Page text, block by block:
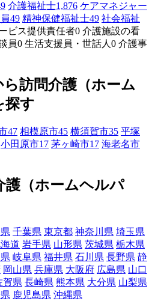
介護福祉士1,876 ケアマネジャー
49 精神保健福祉士49 社会福祉
ビス提供責任者0 介護施設の看
員0 生活支援員・世話人0 介護事
訪問介護（ホーム
探す
47 相模原市45 横須賀市35 平塚
小田原市17 茅ヶ崎市17 海老名市
護（ホームヘルパ
千葉県 東京都 神奈川県 埼玉県
道 岩手県 山形県 茨城県 栃木県
岐阜県 福井県 石川県 長野県 静
岡山県 兵庫県 大阪府 広島県 山口
賀県 長崎県 熊本県 大分県 山梨県
鹿児島県 沖縄県